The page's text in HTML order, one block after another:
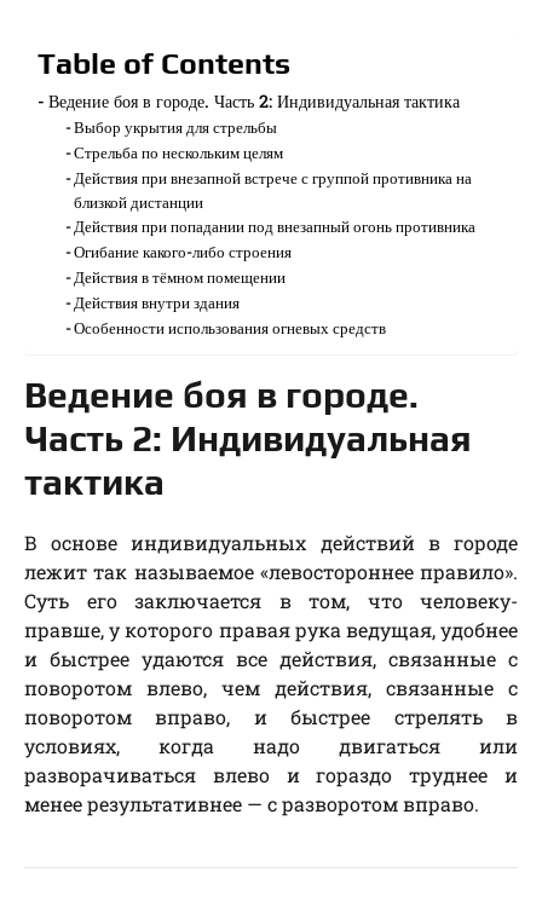
Table of Contents
Ведение боя в городе. Часть 2: Индивидуальная тактика
Выбор укрытия для стрельбы
Стрельба по нескольким целям
Действия при внезапной встрече с группой противника на
близкой дистанции
Действия при попадании под внезапный огонь противника
Огибание какого-либо строения
Действия в тёмном помещении
Действия внутри здания
Особенности использования огневых средств
Ведение боя в городе.
Часть 2: Индивидуальная
тактика
В основе индивидуальных действий в городе
лежит так называемое «левостороннее правило».
Суть его заключается в том, что человеку-
правше, у которого правая рука ведущая, удобнее
и быстрее удаются все действия, связанные с
поворотом влево, чем действия, связанные с
поворотом вправо, и быстрее стрелять в
условиях, когда надо двигаться или
разворачиваться влево и гораздо труднее и
менее результативнее — с разворотом вправо.